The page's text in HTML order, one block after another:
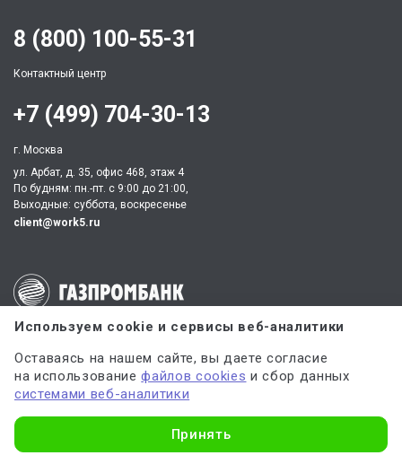
Партнер по процессингу электронных платежей
Партнер по обеспечению безопасных платежей
ОГРН 312547621900150
8 (800) 100-55-31
Контактный центр
+7 (499) 704-30-13
г. Москва
ул. Арбат, д. 35, офис 468, этаж 4
По будням: пн.-пт. c 9:00 до 21:00,
Выходные: суббота, воскресенье
client@work5.ru
Используем cookie и сервисы веб-аналитики
Оставаясь на нашем сайте, вы даете согласие
на использованиефайлов cookies и сбор данных
системами веб-аналитики
Принять